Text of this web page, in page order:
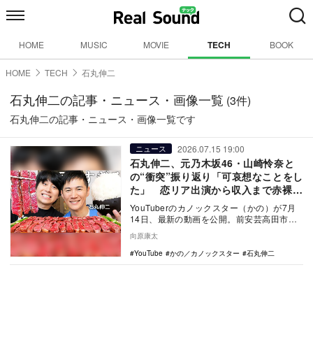
HOME MUSIC MOVIE TECH BOOK
HOME TECH 石丸伸二
石丸伸二の記事・ニュース・画像一覧 (3件)
石丸伸二の記事・ニュース・画像一覧です
ニュース 2026.07.15 19:00
石丸伸二、元乃木坂46・山崎怜奈と
の“衝突”振り返り「可哀想なことをし
た」 恋リア出演から収入まで赤裸々
告白
YouTuberのカノックスター（かの）が7月
14日、最新の動画を公開。前安芸高田市
を招き…
向原康太
YouTube
かの／カノックスター 石丸伸二